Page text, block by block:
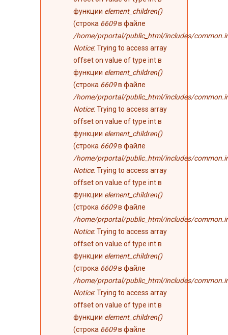
функции element_children()
(строка 6609в файле
/home/prportal/public_html/includes/
Notice: Trying to access array
offset on value of type int в
функции element_children()
(строка 6609в файле
/home/prportal/public_html/includes/
Notice: Trying to access array
offset on value of type int в
функции element_children()
(строка 6609в файле
/home/prportal/public_html/includes/
Notice: Trying to access array
offset on value of type int в
функции element_children()
(строка 6609в файле
/home/prportal/public_html/includes/
Notice: Trying to access array
offset on value of type int в
функции element_children()
(строка 6609в файле
/home/prportal/public_html/includes/
Notice: Trying to access array
offset on value of type int в
функции element_children()
(строка 6609в файле